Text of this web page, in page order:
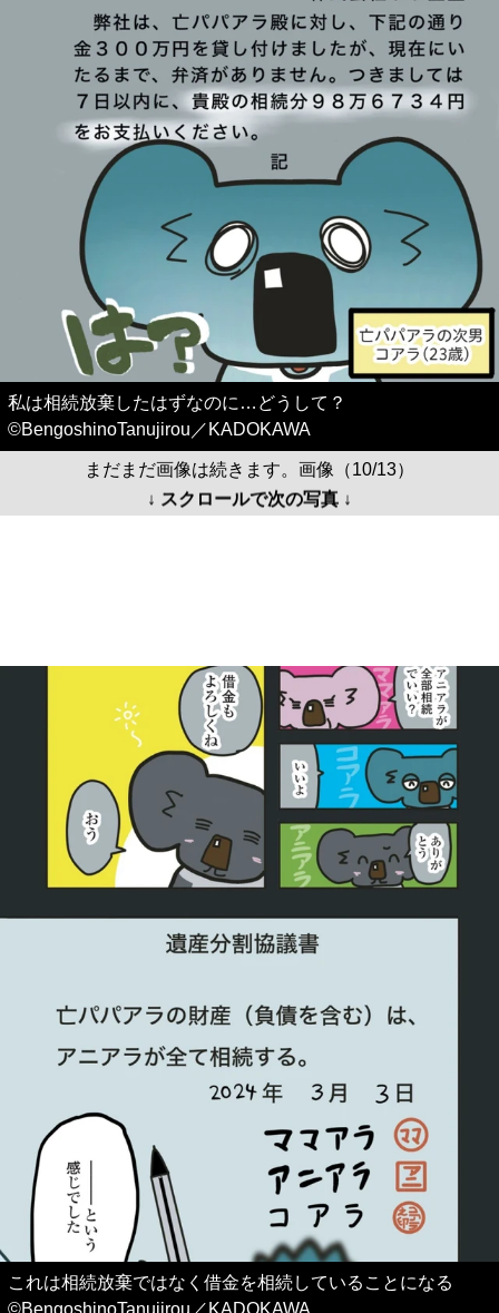
私は相続放棄したはずなのに…どうして？
©BengoshinoTanujirou／KADOKAWA
まだまだ画像は続きます。画像（10/13）
↓ スクロールで次の写真 ↓
これは相続放棄ではなく借金を相続していることになる
©BengoshinoTanujirou／KADOKAWA